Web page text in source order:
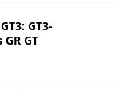
GT3-
GT